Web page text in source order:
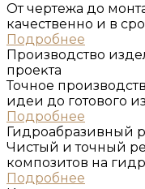
От чертежа до
качественно и в
Подробнее
Производство
проеĸта
Точное
идеи до готового
Подробнее
Гидроабразивный
Чистый и точный
композитов на
Подробнее